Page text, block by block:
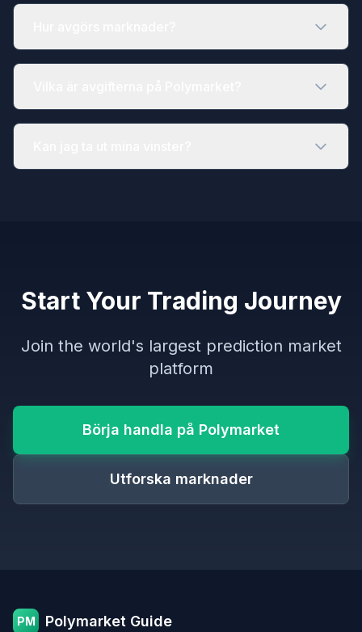
Start Your Trading Journey
Join the world's largest prediction market
platform
Börja handla på Polymarket
Utforska marknader
PM Polymarket Guide